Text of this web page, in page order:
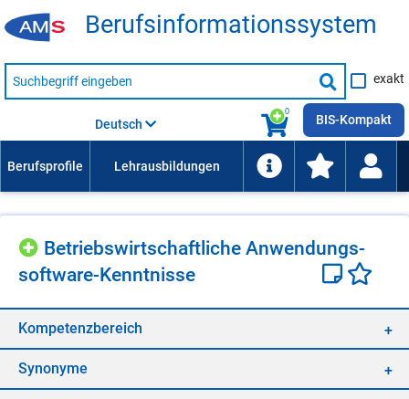
Be­rufs­in­for­ma­ti­ons­sys­tem
Suche
nach
Suche
starten
exakt
0
Deutsch BIS-Kompakt
Be­triebs­wirt­schaft­li­che An­wen­dungs­
soft­ware-Kennt­nis­se
Kom­pe­tenz­be­reich
Syn­ony­me